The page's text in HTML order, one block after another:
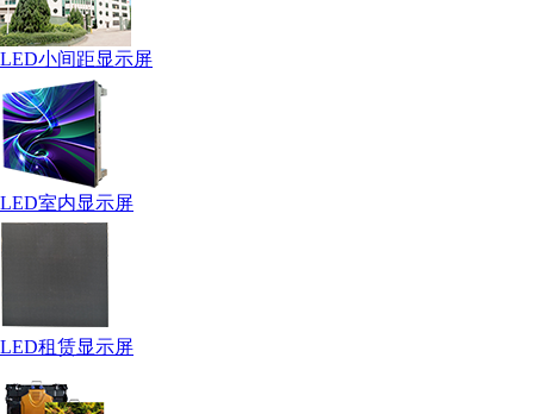
LED小间距显示屏
LED室内显示屏
LED租赁显示屏